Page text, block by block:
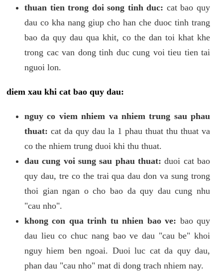
thuan tien trong doi song tinh duc: cat bao quy
dau co kha nang giup cho han che duoc tinh trang
bao da quy dau qua khit, co the dan toi khat khe
trong cac van dong tinh duc cung voi tieu tien tai
nguoi lon.
diem xau khi cat bao quy dau:
nguy co viem nhiem va nhiem trung sau phau
thuat: cat da quy dau la 1 phau thuat thu thuat va
co the nhiem trung duoi khi thu thuat.
dau cung voi sung sau phau thuat:duoi cat bao
quy dau, tre co the trai qua dau don va sung trong
thoi gian ngan o cho bao da quy dau cung nhu
"cau nho".
khong con qua trinh tu nhien bao ve: bao quy
dau lieu co chuc nang bao ve dau "cau be" khoi
nguy hiem ben ngoai. Duoi luc cat da quy dau,
phan dau "cau nho" mat di dong trach nhiem nay.